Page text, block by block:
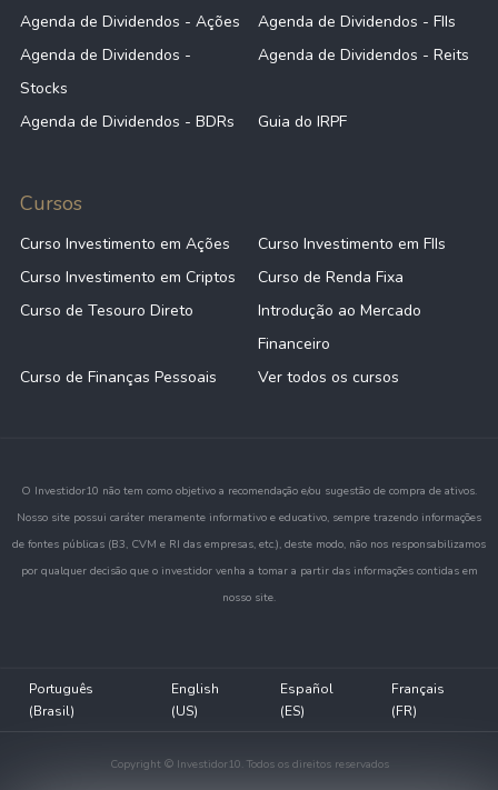
Agenda de Dividendos - Ações
Agenda de Dividendos - FIIs
Agenda de Dividendos -
Stocks
Agenda de Dividendos - Reits
Agenda de Dividendos - BDRs Guia do IRPF
Cursos
Curso Investimento em Ações
Curso Investimento em FIIs
Curso Investimento em Criptos
Curso de Renda Fixa
Curso de Tesouro Direto
Introdução ao Mercado
Financeiro
Curso de Finanças Pessoais
Ver todos os cursos
O Investidor10 não tem como objetivo a recomendação e/ou sugestão de compra de ativos.
Nosso site possui caráter meramente informativo e educativo, sempre trazendo informações
de fontes públicas (B3, CVM e RI das empresas, etc.), deste modo, não nos responsabilizamos
por qualquer decisão que o investidor venha a tomar a partir das informações contidas em
nosso site.
Português
(Brasil)
English
(US)
Español
(ES)
Français
(FR)
Copyright © Investidor10. Todos os direitos reservados